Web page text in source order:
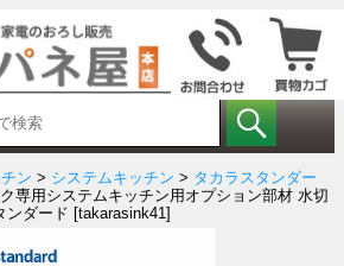
ン > システムキッチン > タカラスタンダー
専用システムキッチン用オプション部材 水切
ンダード [takarasink41]